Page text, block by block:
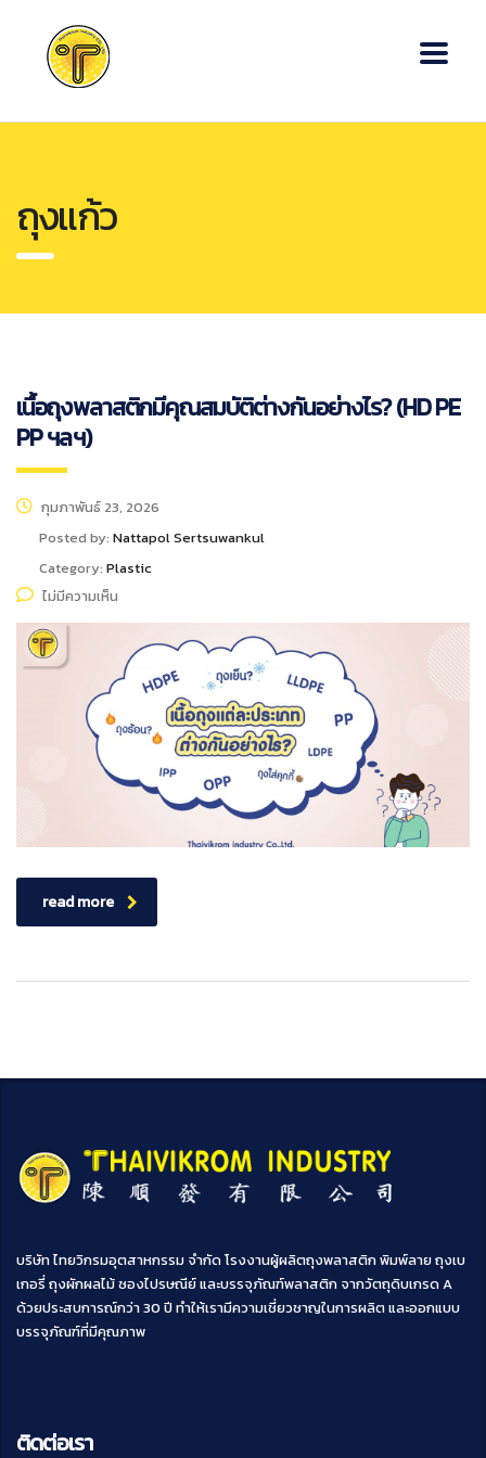
ถุงแก้ว
เนื้อถุงพลาสติกมีคุณสมบัติต่างกันอย่างไร? (HD PE
PP ฯลฯ)
กุมภาพันธ์ 23, 2026
Posted by: Nattapol Sertsuwankul
Category: Plastic
ไม่มีความเห็น
read more
บริษัท ไทยวิกรมอุตสาหกรรม จำกัด โรงงานผู้ผลิตถุงพลาสติก พิมพ์ลาย ถุงเบ
เกอรี่ ถุงผักผลไม้ ซองไปรษณีย์ และบรรจุภัณฑ์พลาสติก จากวัตถุดิบเกรด A
ด้วยประสบการณ์กว่า 30 ปี ทำให้เรามีความเชี่ยวชาญในการผลิต และออกแบบ
บรรจุภัณฑ์ที่มีคุณภาพ
ติดต่อเรา